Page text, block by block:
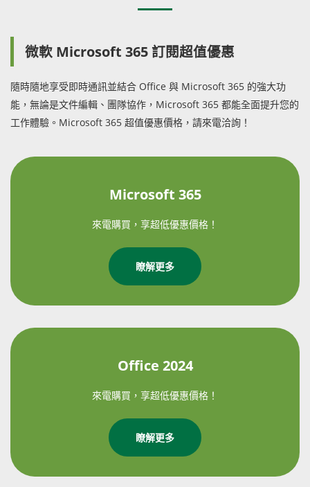
微軟 Microsoft 365 訂閱超值優惠
隨時隨地享受即時通訊並結合 Office 與 Microsoft 365 的強大功
能，無論是文件編輯、團隊協作，Microsoft 365 都能全面提升您的
工作體驗。Microsoft 365 超值優惠價格，請來電洽詢！
Microsoft 365
來電購買，享超低優惠價格！
瞭解更多
Office 2024
來電購買，享超低優惠價格！
瞭解更多